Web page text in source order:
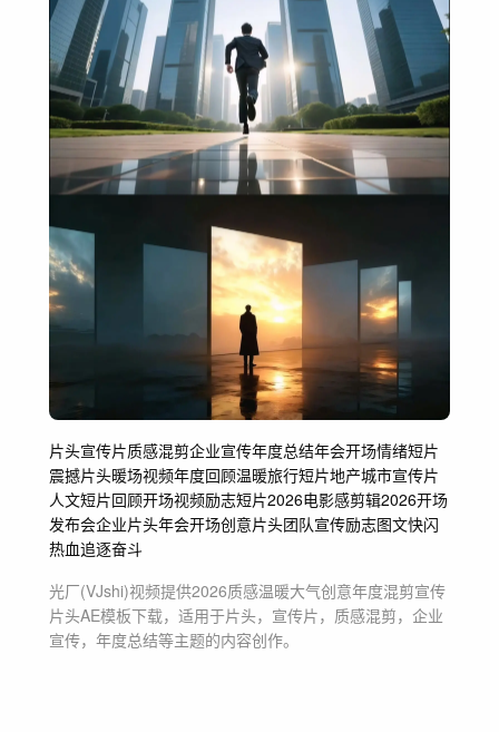
片头宣传片质感混剪企业宣传年度总结年会开场情绪短片
震撼片头暖场视频年度回顾温暖旅行短片地产城市宣传片
人文短片回顾开场视频励志短片2026电影感剪辑2026开场
发布会企业片头年会开场创意片头团队宣传励志图文快闪
热血追逐奋斗
光厂(VJshi)视频提供2026质感温暖大气创意年度混剪宣传
片头AE模板下载，适用于片头，宣传片，质感混剪，企业
宣传，年度总结等主题的内容创作。